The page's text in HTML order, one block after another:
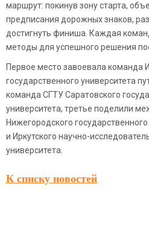
маршрут: покинув зону старта,
предписания дорожных знаков,
достигнуть финиша. Каждая
методы для успешного решения
Первое место завоевала команда
государственного университета
команда СГТУ Саратовского
университета, третье поделили
Нижегородского
и Иркутского научно-
университета.
К списку новостей